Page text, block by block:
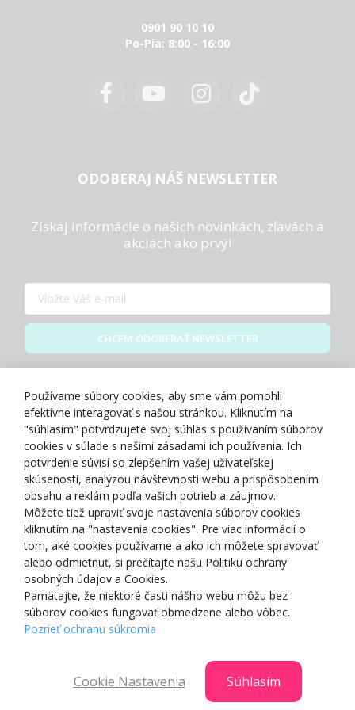
0901 90 10 10
Po-Pia: 8:00 - 16:00
ODOBERAJ NÁŠ NEWSLETTER
Získaj informácie o našich novinkách, zľavách a
akciách ako prvý!
CHCEM ODOBERAŤ NEWSLETTER
O NÁS
NAKUPOVANIE
ZÁKAZNÍCKA ZÓNA
NAŠE OCENENIA
© 2025 Smartshop
Používame súbory cookies, aby sme vám pomohli
efektívne interagovať s našou stránkou. Kliknutím na
"súhlasím" potvrdzujete svoj súhlas s používaním súborov
cookies v súlade s našimi zásadami ich používania. Ich
potvrdenie súvisí so zlepšením vašej užívateľskej
skúsenosti, analýzou návštevnosti webu a prispôsobením
obsahu a reklám podľa vašich potrieb a záujmov.
Môžete tiež upraviť svoje nastavenia súborov cookies
kliknutím na "nastavenia cookies". Pre viac informácií o
tom, aké cookies používame a ako ich môžete spravovať
alebo odmietnuť, si prečítajte našu Politiku ochrany
osobných údajov a Cookies.
Pamätajte, že niektoré časti nášho webu môžu bez
súborov cookies fungovať obmedzene alebo vôbec.
Pozrieť ochranu súkromia
Cookie Nastavenia Súhlasím